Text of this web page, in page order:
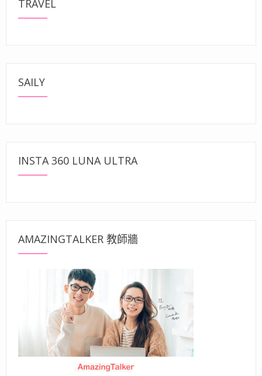
TRAVEL
SAILY
INSTA 360 LUNA ULTRA
AMAZINGTALKER 教師牆